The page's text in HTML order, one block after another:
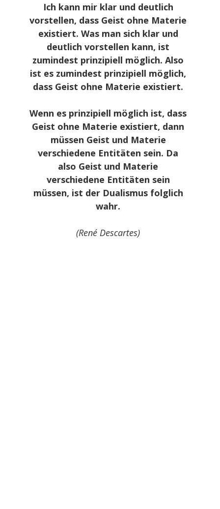
Ich kann mir klar und deutlich
vorstellen, dass Geist ohne Materie
existiert. Was man sich klar und
deutlich vorstellen kann, ist
zumindest prinzipiell möglich. Also
ist es zumindest prinzipiell möglich,
dass Geist ohne Materie existiert.
Wenn es prinzipiell möglich ist, dass
Geist ohne Materie existiert, dann
müssen Geist und Materie
verschiedene Entitäten sein. Da
also Geist und Materie
verschiedene Entitäten sein
müssen, ist der Dualismus folglich
wahr.
(René Descartes)